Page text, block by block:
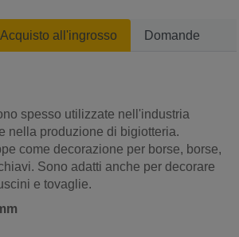
Acquisto all'ingrosso Domande
spesso utilizzate nell'industria
nella produzione di bigiotteria.
come decorazione per borse, borse,
Sono adatti anche per decorare
e tovaglie.